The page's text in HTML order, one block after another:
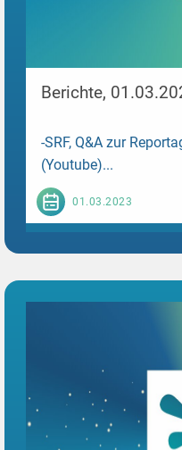
Berichte,
-SRF, Q&A zur
(Youtube)...
01.03.2023